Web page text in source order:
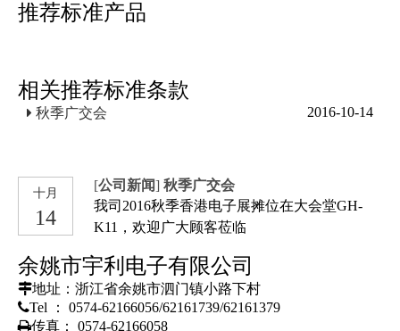
推荐标准产品
相关推荐标准条款
秋季广交会 2016-10-14
十月
14
[公司新闻] 秋季广交会
我司2016秋季香港电子展摊位在大会堂GH-
K11，欢迎广大顾客莅临
余姚市宇利电子有限公司
地址：浙江省余姚市泗门镇小路下村
Tel ： 0574-62166056/62161739/62161379
传真： 0574-62166058